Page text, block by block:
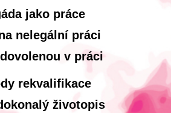
jako práce
nelegální práci
v práci
rekvalifikace
životopis